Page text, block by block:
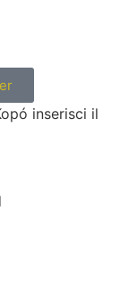
inserisci il